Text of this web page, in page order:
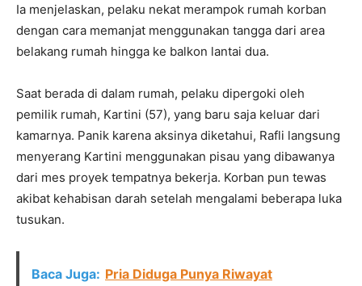
Ia menjelaskan, pelaku nekat merampok rumah korban
dengan cara memanjat menggunakan tangga dari area
belakang rumah hingga ke balkon lantai dua.
Saat berada di dalam rumah, pelaku dipergoki oleh
pemilik rumah, Kartini (57), yang baru saja keluar dari
kamarnya. Panik karena aksinya diketahui, Rafli langsung
menyerang Kartini menggunakan pisau yang dibawanya
dari mes proyek tempatnya bekerja. Korban pun tewas
akibat kehabisan darah setelah mengalami beberapa luka
tusukan.
Baca Juga: Pria Diduga Punya Riwayat